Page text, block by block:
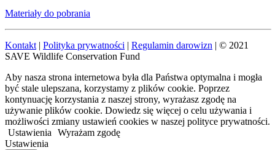
Materiały do pobrania
Kontakt | Polityka prywatności | Regulamin darowizn | © 2021
SAVE Wildlife Conservation Fund
Aby nasza strona internetowa była dla Państwa optymalna i mogła
być stale ulepszana, korzystamy z plików cookie. Poprzez
kontynuację korzystania z naszej strony, wyrażasz zgodę na
używanie plików cookie. Dowiedz się więcej o celu używania i
możliwości zmiany ustawień cookies w naszej polityce prywatności.
Ustawienia
Wyrażam zgodę
Ustawienia